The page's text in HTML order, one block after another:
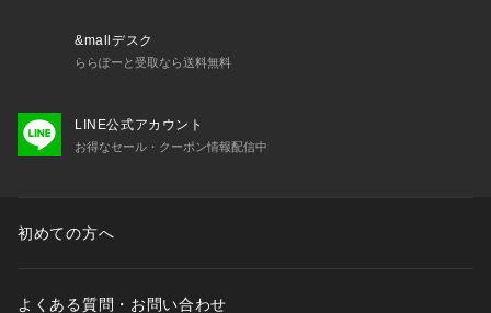
&mallデスク
ららぽーと受取なら送料無料
LINE公式アカウント
お得なセール・クーポン情報配信中
初めての方へ
よくある質問・お問い合わせ